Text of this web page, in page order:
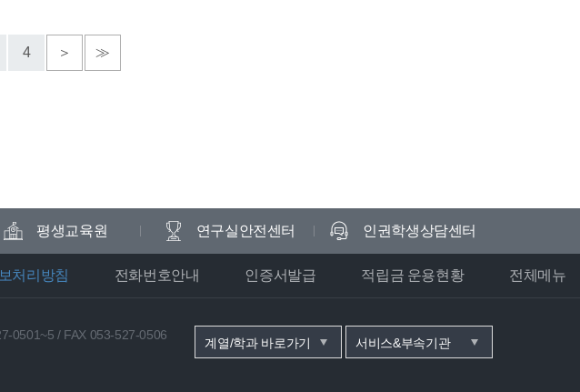
4 ＞ ≫
평생교육원 연구실안전센터 인권학생상담센터
처리방침 전화번호안내 인증서발급 적립금 운용현황 전체메뉴
0501~5/FAX 053-527-0506
계열/학과 바로가기 서비스&부속기관